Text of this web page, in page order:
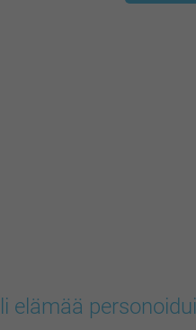
elämää